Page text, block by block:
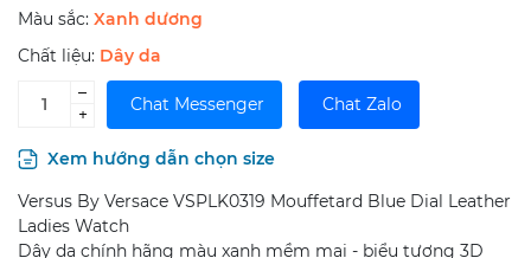
Màu sắc: Xanh dương
Chất liệu: Dây da
–
+
Chat Messenger Chat Zalo
Xem hướng dẫn chọn size
Versus By Versace VSPLK0319 Mouffetard Blue Dial Leather
Ladies Watch
Dây da chính hãng màu xanh mềm mại - biểu tượng 3D